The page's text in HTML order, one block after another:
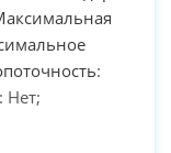
:
: Нет;